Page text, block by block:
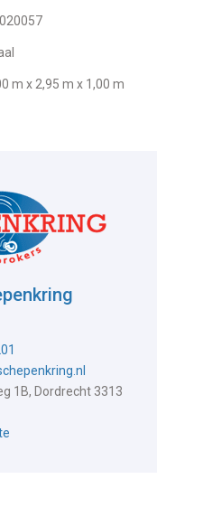
m x 2,95 m x 1,00 m
1B, Dordrecht 3313